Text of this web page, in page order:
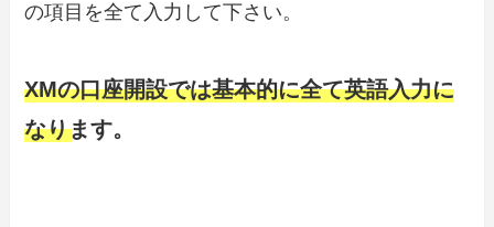
の項目を全て入力して下さい。
XMの口座開設では基本的に全て英語入力に
なります。